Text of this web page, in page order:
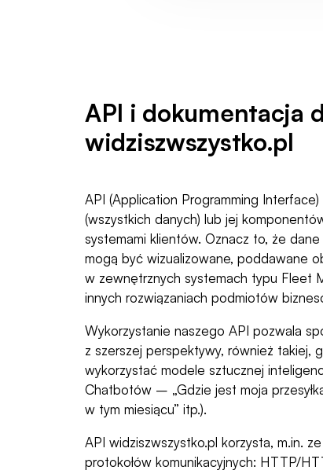
API i dokumentacja
widziszwszystko.pl
API (Application Programming
(wszystkich danych) lub jej
systemami klientów. Oznacz to, że
mogą być wizualizowane, poddawane
w zewnętrznych systemach typu Fleet
innych rozwiązaniach podmiotów
Wykorzystanie naszego API pozwala
z szerszej perspektywy, również takiej,
wykorzystać modele sztucznej
Chatbotów – „Gdzie jest moja
w tym miesiącu” itp.).
API widziszwszystko.pl korzysta, m.in.
protokołów komunikacyjnych: HTTP/